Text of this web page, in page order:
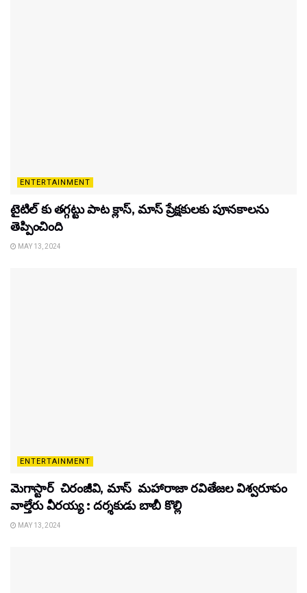
ENTERTAINMENT
టైటిల్‌ కు తగ్గట్టు పాట క్లాస్, మాస్ ప్రేక్షకులకు పూనకాలను
తెప్పించింది
MAY 13, 2024
ENTERTAINMENT
మెగాస్టార్ చిరంజీవి, మాస్ మహారాజా రవితేజల విశ్వరూపం
వాల్తేరు వీరయ్య : దర్శకుడు బాబీ కొల్లి
MAY 13, 2024